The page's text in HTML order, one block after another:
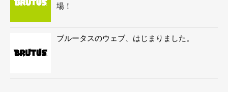
場！
ブルータスのウェブ、はじまりました。